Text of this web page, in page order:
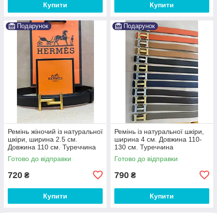
Купити Купити
Подарунок
Ремінь жіночий із натуральної
шкіри, ширина 2.5 см.
Довжина 110 см. Туреччина
Готово до відправки
720 ₴
Купити
Подарунок
Ремінь із натуральної шкіри,
ширина 4 см. Довжина 110-
130 см. Туреччина
Готово до відправки
790 ₴
Купити